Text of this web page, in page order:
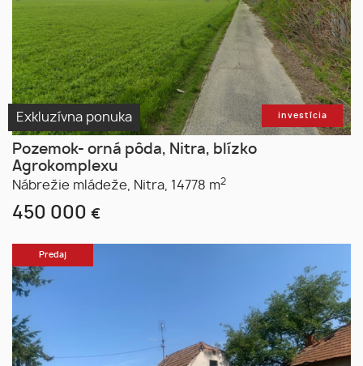
Exkluzívna ponuka investícia
Pozemok- orná pôda, Nitra, blízko
Agrokomplexu
Nábrežie mládeže, Nitra, 14778 m2
450 000 €
Predaj